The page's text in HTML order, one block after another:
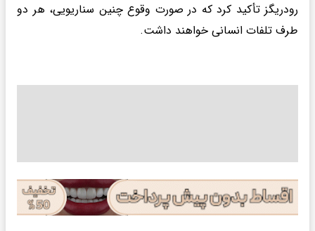
رودریگز تأکید کرد که در صورت وقوع چنین سناریویی، هر دو
طرف تلفات انسانی خواهند داشت.